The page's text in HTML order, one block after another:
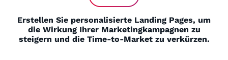
Erstellen Sie personalisierte Landing Pages, um
die Wirkung Ihrer Marketingkampagnen zu
steigern und die Time-to-Market zu verkürzen.